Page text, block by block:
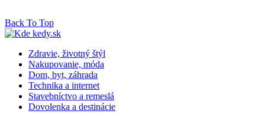
Back To Top
Zdravie, životný štýl
Nakupovanie, móda
Dom, byt, záhrada
Technika a internet
Stavebníctvo a remeslá
Dovolenka a destinácie